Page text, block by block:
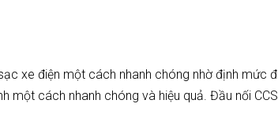
xe điện một cách nhanh chóng nhờ định mức
một cách nhanh chóng và hiệu quả. Đầu nối